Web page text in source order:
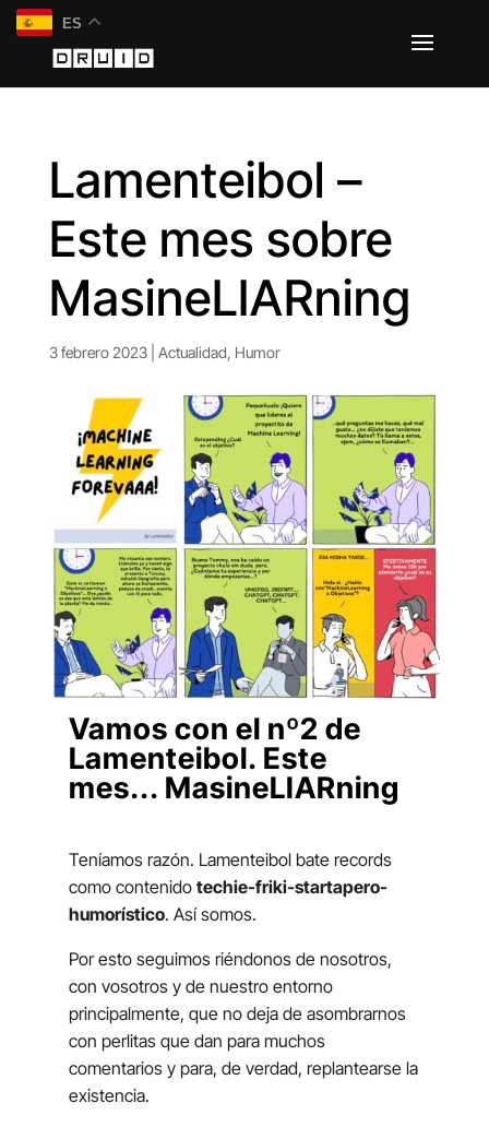
Lamenteibol –
Este mes sobre
MasineLIARning
3 febrero 2023| Actualidad, Humor
Vamos con el nº2 de
Lamenteibol. Este
mes... MasineLIARning
Teníamos razón. Lamenteibol bate records
como contenido techie-friki-startapero-
humorístico. Así somos.
Por esto seguimos riéndonos de nosotros,
con vosotros y de nuestro entorno
principalmente, que no deja de asombrarnos
con perlitas que dan para muchos
comentarios y para, de verdad, replantearse la
existencia.
ES